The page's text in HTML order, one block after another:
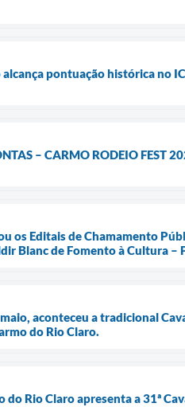
alcança pontuação histórica no
– CARMO RODEIO FEST
os Editais de Chamamento
Blanc de Fomento à Cultura –
aconteceu a tradicional
do Rio Claro.
do Rio Claro apresenta a 31ª